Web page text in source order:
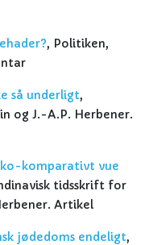
, Politiken,
så underligt,
og J.-A.P. Herbener.
komparativt vue
tidsskrift for
Artikel
jødedoms endeligt,